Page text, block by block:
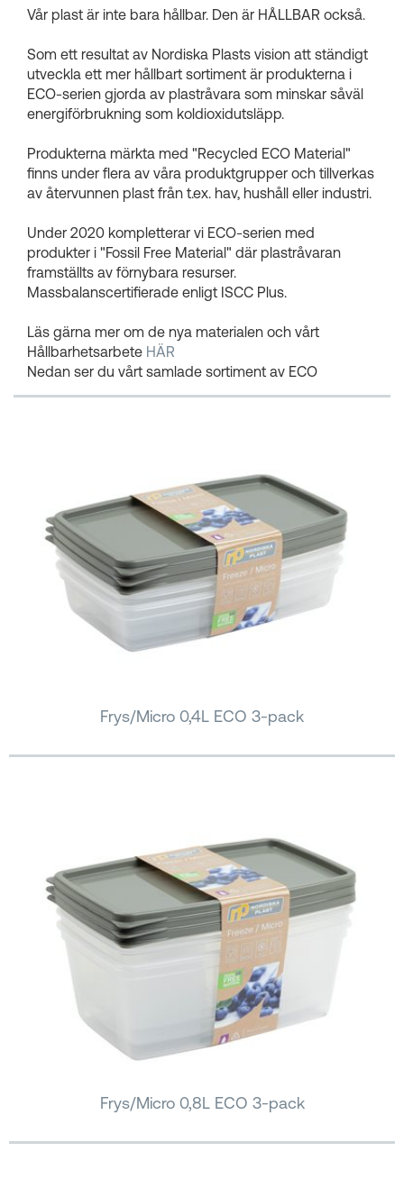
Vår plast är inte bara hållbar. Den är HÅLLBAR också.
Som ett resultat av Nordiska Plasts vision att ständigt
utveckla ett mer hållbart sortiment är produkterna i
ECO-serien gjorda av plastråvara som minskar såväl
energiförbrukning som koldioxidutsläpp.
Produkterna märkta med "Recycled ECO Material"
finns under flera av våra produktgrupper och tillverkas
av återvunnen plast från t.ex. hav, hushåll eller industri.
Under 2020 kompletterar vi ECO-serien med
produkter i "Fossil Free Material" där plastråvaran
framställts av förnybara resurser.
Massbalanscertifierade enligt ISCC Plus.
Läs gärna mer om de nya materialen och vårt
Hållbarhetsarbete HÄR
Nedan ser du vårt samlade sortiment av ECO
Frys/Micro 0,4L ECO 3-pack
Frys/Micro 0,8L ECO 3-pack